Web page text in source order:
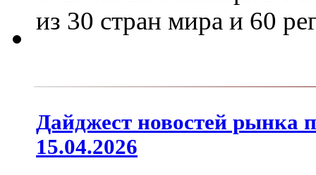
из 30 стран мира и 60
Дайджест новостей рынка
15.04.2026